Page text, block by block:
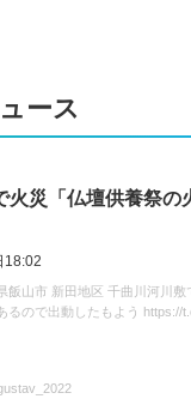
ース
火災「仏壇供養祭の
18:02
飯山市 新田地区 千曲川河川
るので出動したもよう https://